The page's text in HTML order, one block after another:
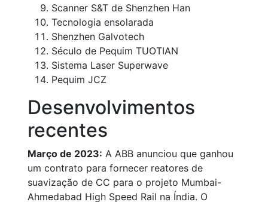
Scanner S&T de Shenzhen Han
Tecnologia ensolarada
Shenzhen Galvotech
Século de Pequim TUOTIAN
Sistema Laser Superwave
Pequim JCZ
Desenvolvimentos
recentes
Março de 2023: A ABB anunciou que ganhou
um contrato para fornecer reatores de
suavização de CC para o projeto Mumbai-
Ahmedabad High Speed Rail na Índia. O